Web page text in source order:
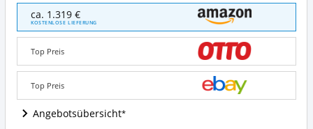
Vintage-
Line
Loungesessel
Aldgate
Columbia
Brown
Edelstahl
Echtleder
Angebote:
Wo
ca. 1.319 €
KOSTENLOSE LIEFERUNG
Top Preis
Top Preis
Angebotsübersicht